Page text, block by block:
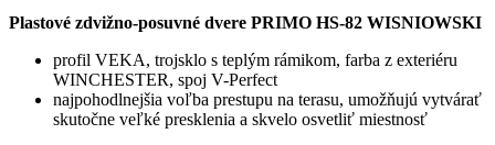
Plastové zdvižno-posuvné dvere PRIMO HS-82 WISNIOWSKI
profil VEKA, trojsklo s teplým rámikom, farba z exteriéru
WINCHESTER, spoj V-Perfect
najpohodlnejšia voľba prestupu na terasu, umožňujú vytvárať
skutočne veľké presklenia a skvelo osvetliť miestnosť